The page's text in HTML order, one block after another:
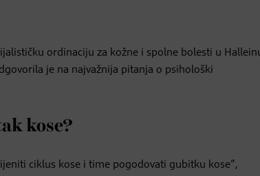
ordinaciju za kožne i spolne bolesti u
je na najvažnija pitanja o psihološki
kose?
ciklus kose i time pogodovati gubitku kose“,